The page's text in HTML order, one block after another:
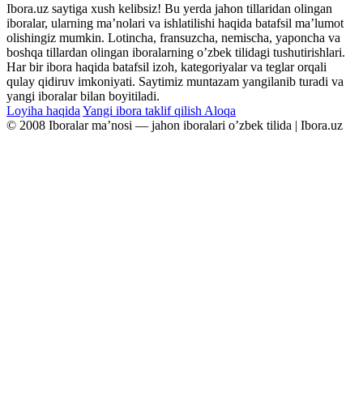
Ibora.uz saytiga xush kelibsiz! Bu yerda jahon tillaridan olingan
iboralar, ularning maʼnolari va ishlatilishi haqida batafsil maʼlumot
olishingiz mumkin. Lotincha, fransuzcha, nemischa, yaponcha va
boshqa tillardan olingan iboralarning oʼzbek tilidagi tushutirishlari.
Har bir ibora haqida batafsil izoh, kategoriyalar va teglar orqali
qulay qidiruv imkoniyati. Saytimiz muntazam yangilanib turadi va
yangi iboralar bilan boyitiladi.
Loyiha haqida Yangi ibora taklif qilish Aloqa
© 2008 Iboralar maʼnosi — jahon iboralari oʼzbek tilida | Ibora.uz